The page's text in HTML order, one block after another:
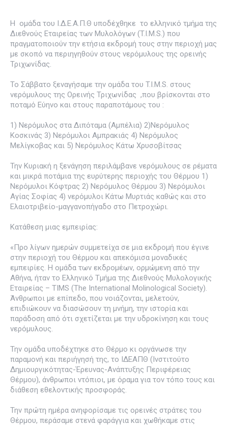
Η ομάδα του Ι.Δ.Ε.Α.Π.Θ υποδέχθηκε το ελληνικό τμήμα της
Διεθνούς Εταιρείας των Μυλολόγων (T.I.M.S.) που
πραγματοποιούν την ετήσια εκδρομή τους στην περιοχή μας
με σκοπό να περιηγηθούν στους νερόμυλους της ορεινής
Τριχωνίδας.
Το Σάββατο ξεναγήσαμε την ομάδα του T.I.M.S. στους
νερόμυλους της Ορεινής Τριχωνίδας ,που βρίσκονται στο
ποταμό Εύηνο και στους παραποτάμους του :
1) Nερόμυλος στα Διπόταμα (Αμπέλια) 2)Nερόμυλος
Κοσκινάς 3) Nερόμυλοι Αμπρακιάς 4) Νερόμυλος
Μελίγκοβας και 5) Νερόμυλος Κάτω Χρυσοβίτσας
Την Κυριακή η ξενάγηση περιλάμβανε νερόμυλους σε ρέματα
και μικρά ποτάμια της ευρύτερης περιοχής του Θέρμου 1)
Νερόμυλοι Κόφτρας 2) Νερόμυλος Θέρμου 3) Νερόμυλοι
Αγίας Σοφίας 4) νερόμυλοι Κάτω Μυρτιάς καθώς και στο
Ελαιοτριβείο-μαγγανοπήγαδο στο Πετροχώρι.
Κατάθεση μιας εμπειρίας:
«Προ λίγων ημερών συμμετείχα σε μια εκδρομή που έγινε
στην περιοχή του Θέρμου και απεκόμισα μοναδικές
εμπειρίες. Η ομάδα των εκδρομέων, ορμώμενη από την
Αθήνα, ήταν το Ελληνικό Τμήμα της Διεθνούς Μυλολογικής
Εταιρείας – TIMS (The International Molinological Society).
Άνθρωποι με επίπεδο, που νοιάζονται, μελετούν,
επιδιώκουν να διασώσουν τη μνήμη, την ιστορία και
παράδοση από ότι σχετίζεται με την υδροκίνηση και τους
νερόμυλους.
Την ομάδα υποδέχτηκε στο Θέρμο κι οργάνωσε την
παραμονή και περιήγησή της, το ΙΔΕΑΠΘ (Ινστιτούτο
Δημιουργικότητας-Έρευνας-Ανάπτυξης Περιφέρειας
Θέρμου), άνθρωποι ντόπιοι, με όραμα για τον τόπο τους και
διάθεση εθελοντικής προσφοράς.
Την πρώτη ημέρα ανηφορίσαμε τις ορεινές στράτες του
Θέρμου, περάσαμε στενά φαράγγια και χωθήκαμε στις